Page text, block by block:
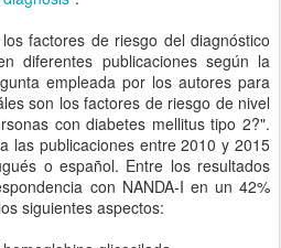
factores de riesgo del diagnóstico
diferentes publicaciones según la
empleada por los autores para
son los factores de riesgo de nivel
con diabetes mellitus tipo 2?".
las publicaciones entre 2010 y 2015
o español. Entre los resultados
con NANDA-I en un 42%
siguientes aspectos: